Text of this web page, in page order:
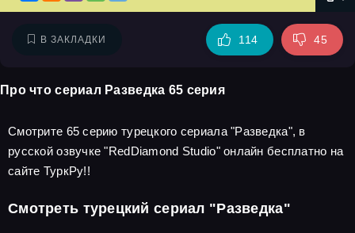
В ЗАКЛАДКИ 114 45
Про что сериал Разведка 65 серия
Смотрите 65 серию турецкого сериала "Разведка", в
русской озвучке "RedDiamond Studio" онлайн бесплатно на
сайте ТуркРу!!
Смотреть турецкий сериал "Разведка"